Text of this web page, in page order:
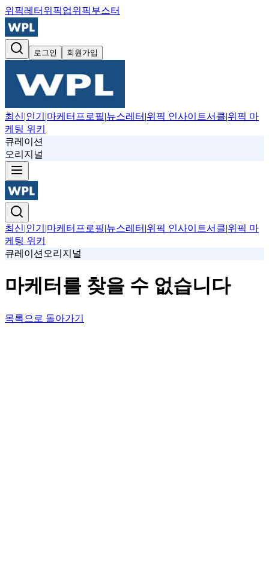
위픽레터 위픽업위픽부스터
로그인 회원가입
최신|인기 |마케터프로필|뉴스레터 |위픽 인사이트서클|위픽 마
케팅 위키
큐레이션
오리지널
최신|인기 |마케터프로필|뉴스레터 |위픽 인사이트서클|위픽 마
케팅 위키
큐레이션 오리지널
마케터를 찾을 수 없습니다
목록으로 돌아가기